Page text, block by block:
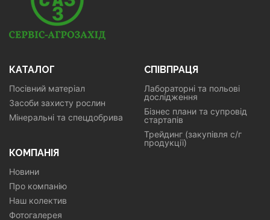
КАТАЛОГ
Посівний матеріал
Засоби захисту рослин
Мінеральні та спецдобрива
СПІВПРАЦЯ
Лабораторні та польові
дослідження
Бізнес плани та супровід
стартапів
Трейдинг (закупівля с/г
продукції)
КОМПАНІЯ
Новини
Про компанію
Наш колектив
Фотогалерея